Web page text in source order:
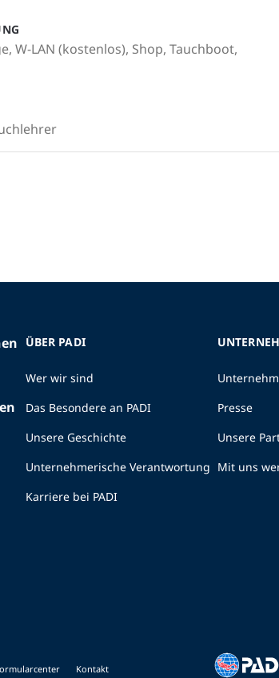
W-LAN (kostenlos), Shop, Tauchboot,
ÜBER PADI
Wer wir sind
Das Besondere an PADI
Unsere Geschichte
Unternehmerische Verantwortung
Karriere bei PADI
Presse
Unsere
Mit uns
Kontakt